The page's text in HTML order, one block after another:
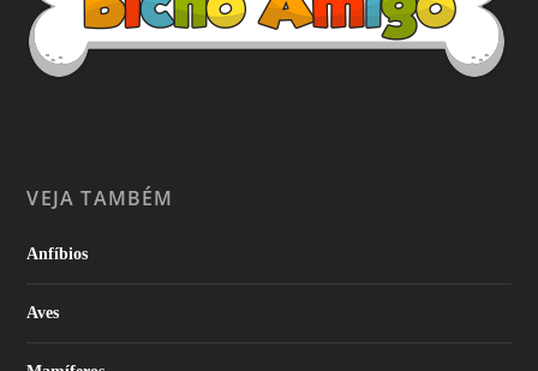
VEJA TAMBÉM
Anfíbios
Aves